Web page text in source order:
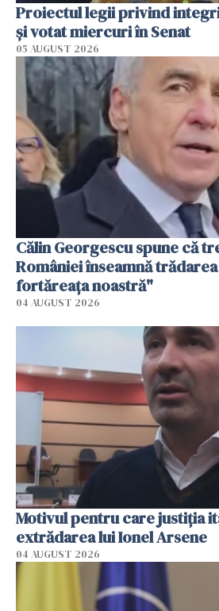
Proiectul legii privind
şi votat miercuri în Senat
05 AUGUST 2026
Călin Georgescu spune că
României înseamnă
fortăreața noastră"
04 AUGUST 2026
Motivul pentru care justiția
extrădarea lui Ionel Arsene
04 AUGUST 2026